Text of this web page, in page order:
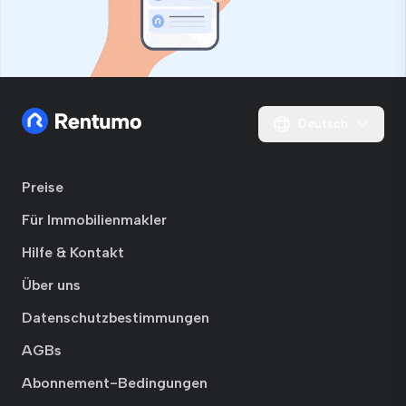
Preise
Für Immobilienmakler
Hilfe & Kontakt
Über uns
Datenschutzbestimmungen
AGBs
Abonnement-Bedingungen